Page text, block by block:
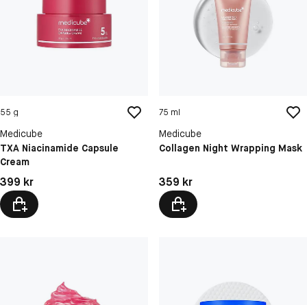
55 g
Medicube
TXA Niacinamide Capsule
Cream
Pris: 399 kr
399 kr
75 ml
Medicube
Collagen Night Wrapping Mask
Pris: 359 kr
359 kr